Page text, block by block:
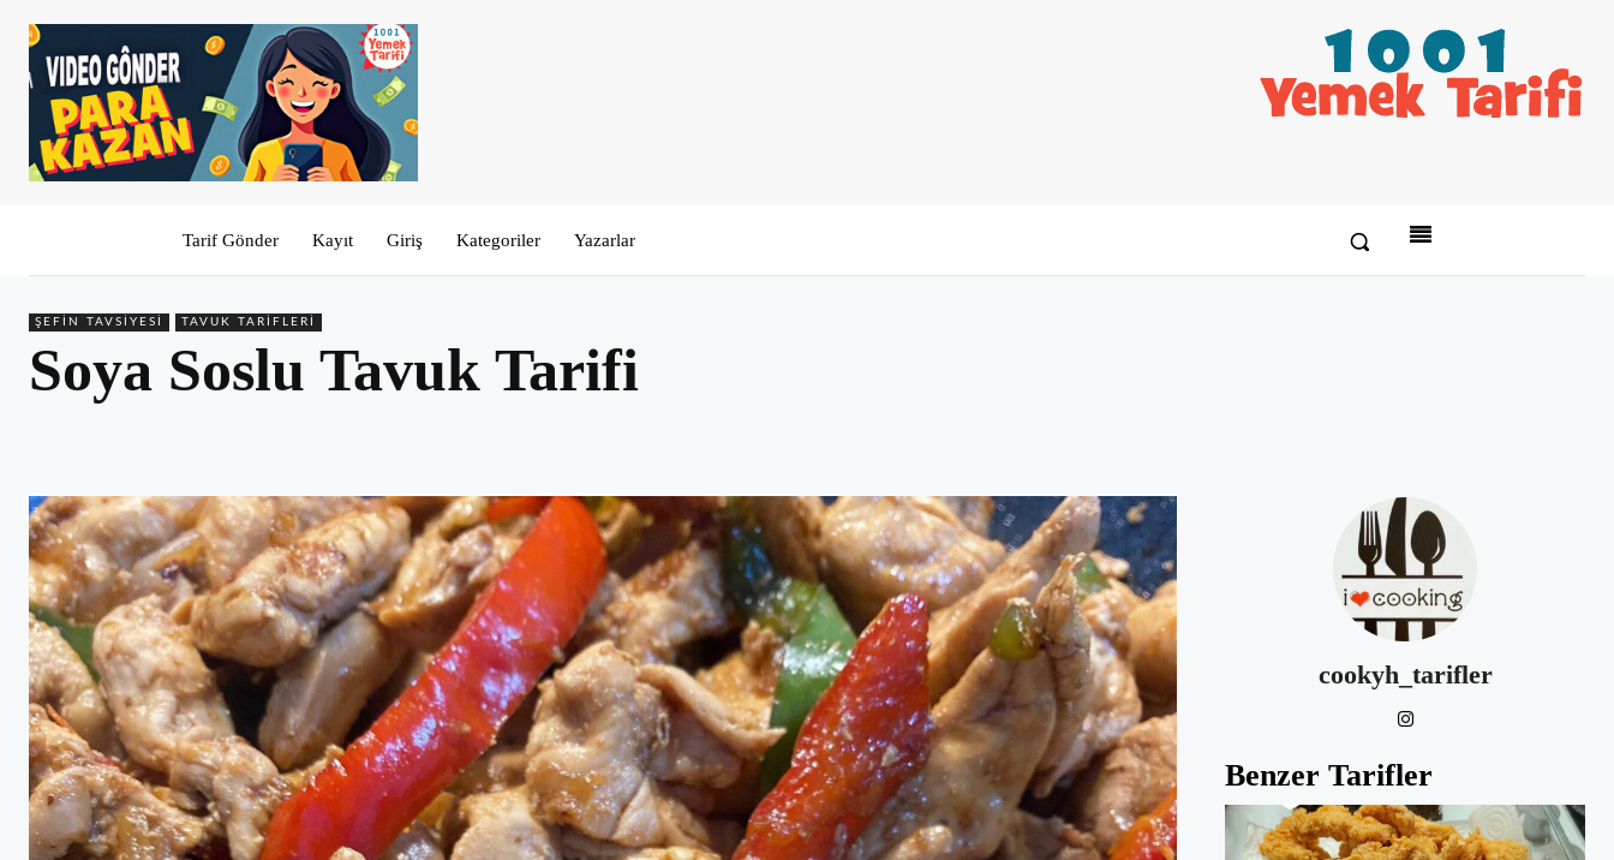
Tarif Gönder Kayıt Giriş Kategoriler Yazarlar
ŞEFIN TAVSIYESI TAVUK TARIFLERI
Soya Soslu Tavuk Tarifi
cookyh_tarifler
Benzer Tarifler